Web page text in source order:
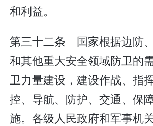
和利益。
第三十二条 国家根据边防
和其他重大安全领域防卫的
卫力量建设，建设作战、指
控、导航、防护、交通、保
施。各级人民政府和军事机